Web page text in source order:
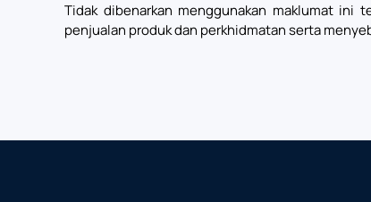
Tidak dibenarkan menggunakan maklumat ini
penjualan produk dan perkhidmatan serta